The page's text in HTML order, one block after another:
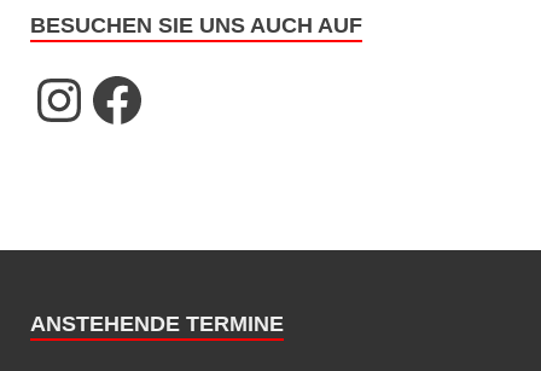
BESUCHEN SIE UNS AUCH AUF
ANSTEHENDE TERMINE